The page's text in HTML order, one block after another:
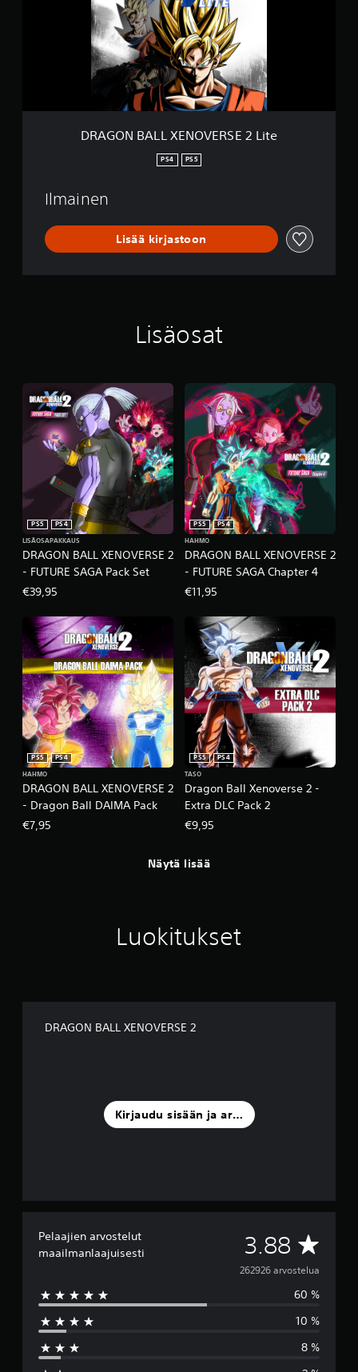
N
e
DRAGON BALL XENOVERSE 2 Lite
PS4 PS5
Ilmainen
Lisää kirjastoon
Lisäosat
DRAGON BALL XENOVERSE 2
- FUTURE SAGA Pack Set
PS5
PS4
LISÄOSAPAKKAUS
€39,95
DRAGON BALL XENOVERSE 2
- FUTURE SAGA Chapter 4
PS5
PS4
HAHMO
€11,95
DRAGON BALL XENOVERSE 2
- Dragon Ball DAIMA Pack
PS5
PS4
HAHMO
€7,95
Dragon Ball Xenoverse 2 -
Extra DLC Pack 2
PS5
PS4
TASO
€9,95
Näytä lisää
Luokitukset
DRAGON BALL XENOVERSE 2
Kirjaudu sisään ja arvostele
Pelaajien arvostelut
maailmanlaajuisesti
3.88 K
e
s
k
262926 arvostelua
60 %
10 %
8 %